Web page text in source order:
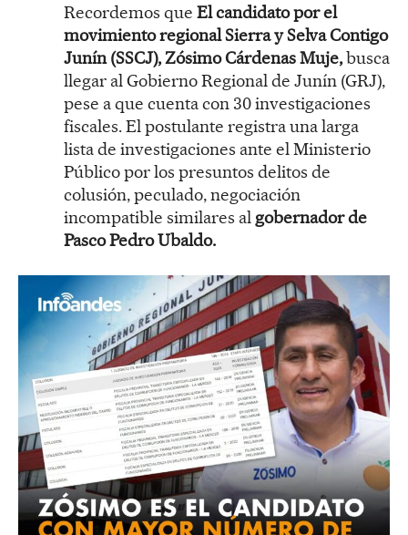
Recordemos que El candidato por el
movimiento regional Sierra y Selva Contigo
Junín (SSCJ), Zósimo Cárdenas Muje,busca
llegar al Gobierno Regional de Junín (GRJ),
pese a que cuenta con 30 investigaciones
fiscales. El postulante registra una larga
lista de investigaciones ante el Ministerio
Público por los presuntos delitos de
colusión, peculado, negociación
incompatible similares al gobernador de
Pasco Pedro Ubaldo.